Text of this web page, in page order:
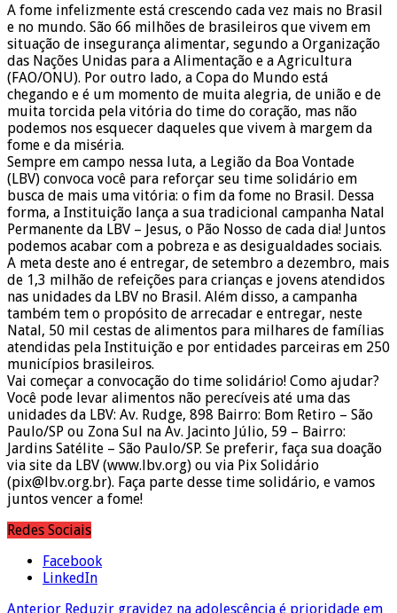
A fome infelizmente está crescendo cada vez mais no Brasil
e no mundo. São 66 milhões de brasileiros que vivem em
situação de insegurança alimentar, segundo a Organização
das Nações Unidas para a Alimentação e a Agricultura
(FAO/ONU). Por outro lado, a Copa do Mundo está
chegando e é um momento de muita alegria, de união e de
muita torcida pela vitória do time do coração, mas não
podemos nos esquecer daqueles que vivem à margem da
fome e da miséria.
Sempre em campo nessa luta, a Legião da Boa Vontade
(LBV) convoca você para reforçar seu time solidário em
busca de mais uma vitória: o fim da fome no Brasil. Dessa
forma, a Instituição lança a sua tradicional campanha Natal
Permanente da LBV – Jesus, o Pão Nosso de cada dia! Juntos
podemos acabar com a pobreza e as desigualdades sociais.
A meta deste ano é entregar, de setembro a dezembro, mais
de 1,3 milhão de refeições para crianças e jovens atendidos
nas unidades da LBV no Brasil. Além disso, a campanha
também tem o propósito de arrecadar e entregar, neste
Natal, 50 mil cestas de alimentos para milhares de famílias
atendidas pela Instituição e por entidades parceiras em 250
municípios brasileiros.
Vai começar a convocação do time solidário! Como ajudar?
Você pode levar alimentos não perecíveis até uma das
unidades da LBV: Av. Rudge, 898 Bairro: Bom Retiro – São
Paulo/SP ou Zona Sul na Av. Jacinto Júlio, 59 – Bairro:
Jardins Satélite – São Paulo/SP. Se preferir, faça sua doação
via site da LBV (www.lbv.org) ou via Pix Solidário
(pix@lbv.org.br). Faça parte desse time solidário, e vamos
juntos vencer a fome!
Redes Sociais
Facebook
LinkedIn
Anterior Reduzir gravidez na adolescência é prioridade em